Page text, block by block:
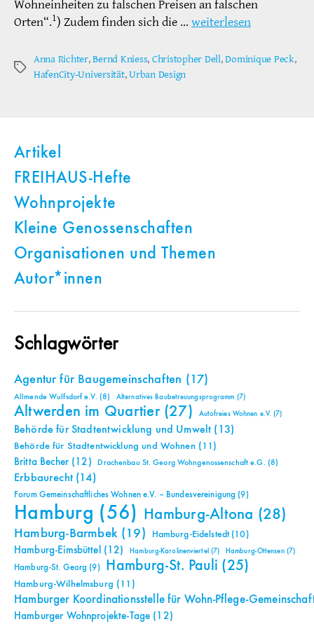
Wohneinheiten zu falschen Preisen an falschen
Orten“.1) Zudem finden sich die … weiterlesen
Schlagwörter
Anna Richter,Bernd Kniess, Christopher Dell,Dominique Peck,
HafenCity-Universität,Urban Design
Artikel
FREIHAUS-Hefte
Wohnprojekte
Kleine Genossenschaften
Organisationen und Themen
Autor*innen
Schlagwörter
Agentur für Baugemeinschaften (17)
Allmende Wulfsdorf e.V. (8) Alternatives Baubetreuungsprogramm (7)
Altwerden im Quartier(27) Autofreies Wohnen e.V. (7)
Behörde für Stadtentwicklung und Umwelt (13)
Behörde für Stadtentwicklung und Wohnen(11)
Britta Becher(12) Drachenbau St. Georg Wohngenossenschaft e.G. (8)
Erbbaurecht(14)
Forum Gemeinschaftliches Wohnen e.V. – Bundesvereinigung (9)
Hamburg (56) Hamburg-Altona (28)
Hamburg-Barmbek(19) Hamburg-Eidelstedt(10)
Hamburg-Eimsbüttel (12) Hamburg-Karolinenviertel (7) Hamburg-Ottensen(7)
Hamburg-St. Georg (9) Hamburg-St. Pauli (25)
Hamburg-Wilhelmsburg (11)
Hamburger Koordinationsstelle für Wohn-Pflege-
Hamburger Wohnprojekte-Tage (12)